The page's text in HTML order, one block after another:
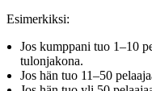
Esimerkiksi:
Jos kumppani tuo 1–10
tulonjakona.
Jos hän tuo 11–50